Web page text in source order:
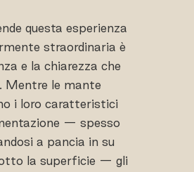
questa esperienza
straordinaria è
e la chiarezza che
Mentre le mante
i loro caratteristici
— spesso
a pancia in su
la superficie — gli